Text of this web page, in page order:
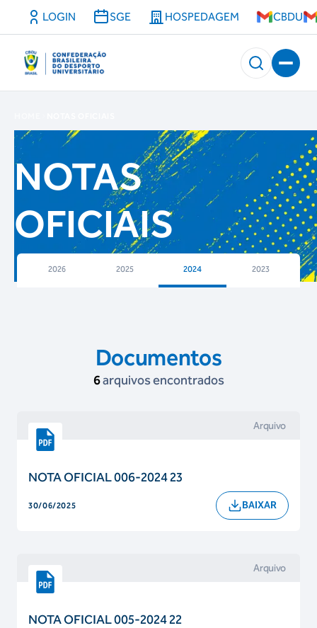
LOGIN SGE HOSPEDAGEM CBDU
NOTAS
OFICIAIS
2026 2025 2024 2023
Documentos
6arquivos encontrados
Arquivo
NOTA OFICIAL 006-2024 23
30/06/2025 BAIXAR
Arquivo
NOTA OFICIAL 005-2024 22